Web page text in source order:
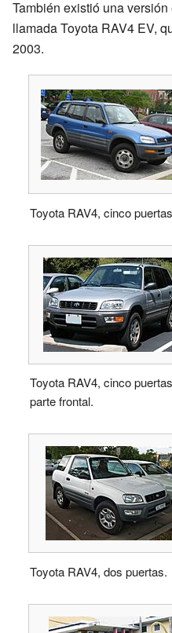
También existió una
llamada Toyota RAV4 EV,
2003.
Toyota RAV4, cinco
Toyota RAV4, cinco puertas
parte frontal.
Toyota RAV4, dos puertas.